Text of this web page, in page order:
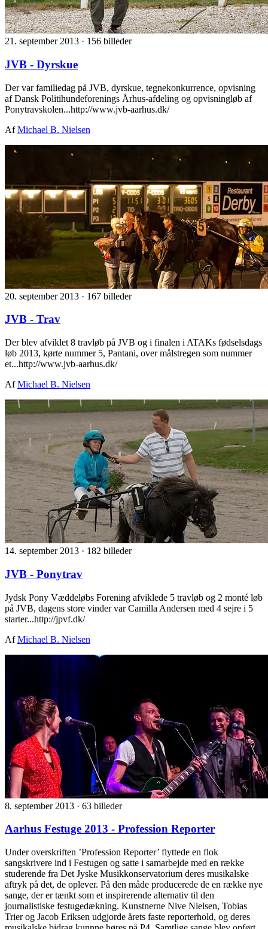
21. september 2013 · 156 billeder
JVB - Dyrskue
Der var familiedag på JVB, dyrskue, tegnekonkurrence, opvisning
af Dansk Politihundeforenings Århus-afdeling og opvisningløb af
Ponytravskolen...http://www.jvb-aarhus.dk/
AfMichael B. Nielsen
20. september 2013 · 167 billeder
JVB - Trav
Der blev afviklet 8 travløb på JVB og i finalen i ATAKs fødselsdags
løb 2013, kørte nummer 5, Pantani, over målstregen som nummer
et...http://www.jvb-aarhus.dk/
AfMichael B. Nielsen
14. september 2013 · 182 billeder
JVB - Ponytrav
Jydsk Pony Væddeløbs Forening afviklede 5 travløb og 2 monté løb
på JVB, dagens store vinder var Camilla Andersen med 4 sejre i 5
starter...http://jpvf.dk/
AfMichael B. Nielsen
8. september 2013 · 63 billeder
Aarhus Festuge 2013 - Profession Reporter
Under overskriften ’Profession Reporter’ flyttede en flok
sangskrivere ind i Festugen og satte i samarbejde med en række
studerende fra Det Jyske Musikkonservatorium deres musikalske
aftryk på det, de oplever. På den måde producerede de en række nye
sange, der er tænkt som et inspirerende alternativ til den
journalistiske festugedækning. Kunstnerne Nive Nielsen, Tobias
Trier og Jacob Eriksen udgjorde årets faste reporterhold, og deres